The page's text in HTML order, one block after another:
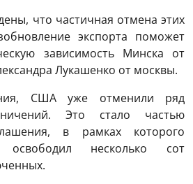
что частичная отмена этих
экспорта поможет
зависимость Минска от
Лукашенко от москвы.
США уже отменили ряд
Это стало частью
в рамках которого
несколько сот